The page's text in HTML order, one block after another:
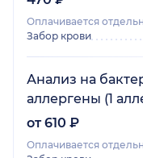
Оплачивается
Забор крови
Анализ на
аллергены (1
от 610 ₽
Оплачивается